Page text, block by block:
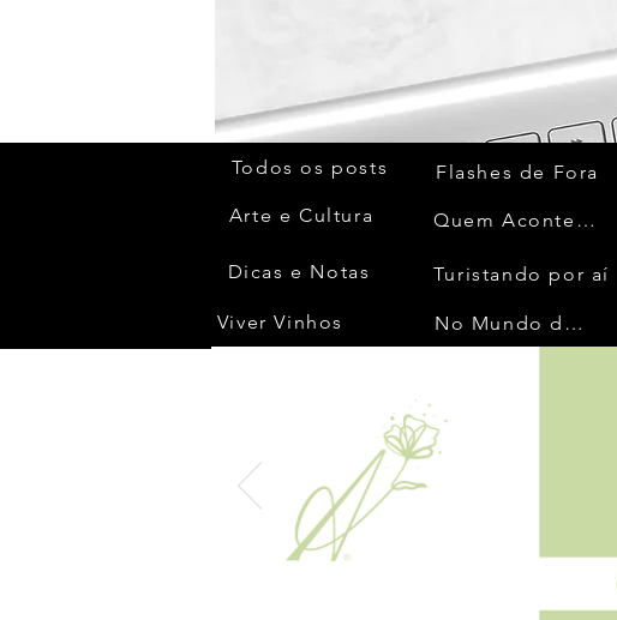
Todos os posts
Arte e Cultura
Dicas e Notas
Viver Vinhos
Flashes de Fora
Quem Acontece
Turistando por aí
No Mundo da Moda